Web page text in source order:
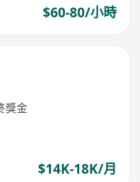
$60-80/小時
獎金
$14K-18K/月